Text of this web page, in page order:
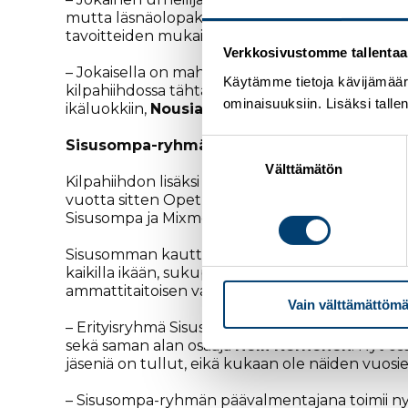
Verkkosivustomme
Käytämme tietoja
ominaisuuksiin. Lisäksi
Suostumuksen
Välttämätön
Vain
mutta läsnäolopakkoa ei ole. Urheilijoita
tavoitteiden mukaisesti. Tavoitteet voivat olla
– Jokaisella on mahdollisuus löytää oma
kilpahiihdossa tähtäimemme on vakiinnuttaa
ikäluokkiin, Nousiainenjatkaa.
Sisusompa-ryhmässä korostuvat liikunnan
Kilpahiihdon lisäksi PaVen toiminnassa
vuotta sitten Opetus- ja kulttuuriministeriö
Sisusompa ja Mixmoving.
Sisusomman kautta Pakilan Veto onkin
kaikilla ikään, sukupuoleen, uskontoon,
ammattitaitoisen valmentajien ohjauksessa.
– Erityisryhmä Sisusomman toiminta
sekä saman alan osaajaNelli Korhonen. Nyt
jäseniä on tullut, eikä kukaan ole näiden
– Sisusompa-ryhmän päävalmentajana toimii